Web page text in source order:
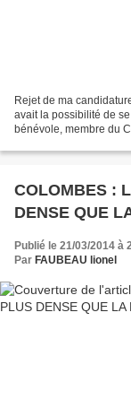
Rejet de ma
avait la possibilité de
bénévole, membre du
COLOMBES :
DENSE QUE
Publié le 21/03/2014 à
Par FAUBEAU lionel